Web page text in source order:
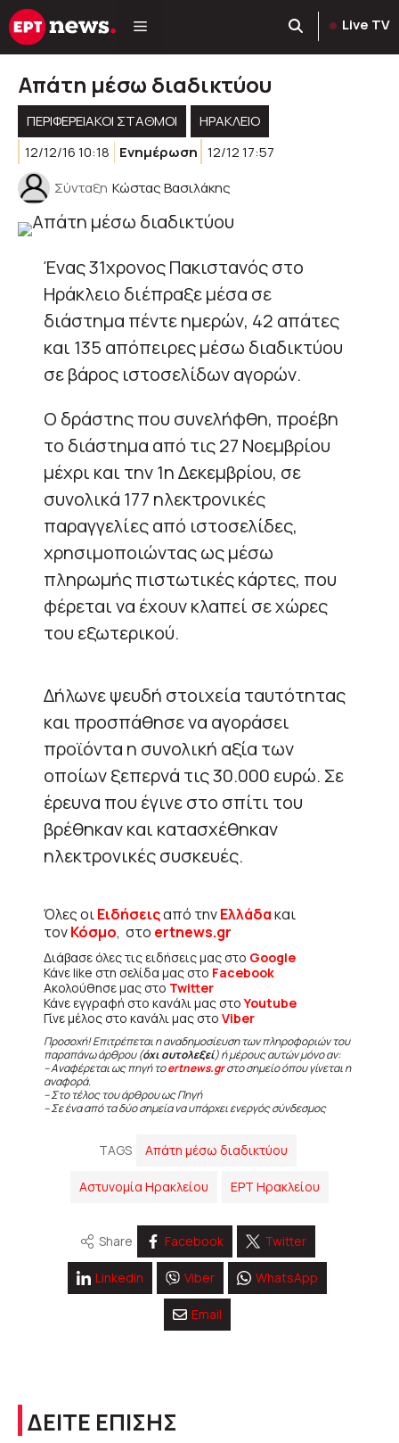
Μετάβαση
σε
Live TV
Απάτη μέσω διαδικτύου
ΠΕΡΙΦΕΡΕΙΑΚΟΊ ΣΤΑΘΜΟΊ
ΗΡΑΚΛΕΙΟ
12/12/16 10:18
Ενημέρωση 12/12 17:57
Σύνταξη Κώστας Βασιλάκης
Ένας 31χρονος Πακιστανός στο
Ηράκλειο διέπραξε μέσα σε
διάστημα πέντε ημερών, 42 απάτες
και 135 απόπειρες μέσω διαδικτύου
σε βάρος ιστοσελίδων αγορών.
Ο δράστης που συνελήφθη, προέβη
το διάστημα από τις 27 Νοεμβρίου
μέχρι και την 1η Δεκεμβρίου, σε
συνολικά 177 ηλεκτρονικές
παραγγελίες από ιστοσελίδες,
χρησιμοποιώντας ως μέσω
πληρωμής πιστωτικές κάρτες, που
φέρεται να έχουν κλαπεί σε χώρες
του εξωτερικού.
Δήλωνε ψευδή στοιχεία ταυτότητας
και προσπάθησε να αγοράσει
προϊόντα η συνολική αξία των
οποίων ξεπερνά τις 30.000 ευρώ. Σε
έρευνα που έγινε στο σπίτι του
βρέθηκαν και κατασχέθηκαν
ηλεκτρονικές συσκευές.
Όλες οιΕιδήσειςαπό τηνΕλλάδακαι
τονΚόσμο, στο ertnews.gr
Διάβασε όλες τις ειδήσεις μας στο Google
Κάνε like στη σελίδα μας στο Facebook
Ακολούθησε μας στο Twitter
Κάνε εγγραφή στο κανάλι μας στοYoutube
Γίνε μέλος στο κανάλι μας στο Viber
Προσοχή! Επιτρέπεται η αναδημοσίευση των πληροφοριών του
παραπάνω άρθρου (όχι αυτολεξεί) ή μέρους αυτών μόνο αν:
– Αναφέρεται ως πηγή τοertnews.grστο σημείο όπου γίνεται η
αναφορά.
– Στο τέλος του άρθρου ως Πηγή
– Σε ένα από τα δύο σημεία να υπάρχει ενεργός σύνδεσμος
TAGS Απάτη μέσω διαδικτύου
Αστυνομία Ηρακλείου ΕΡΤ Ηρακλείου
Share Facebook Twitter
Linkedin Viber WhatsApp
Email
ΔΕΙΤΕ ΕΠΙΣΗΣ